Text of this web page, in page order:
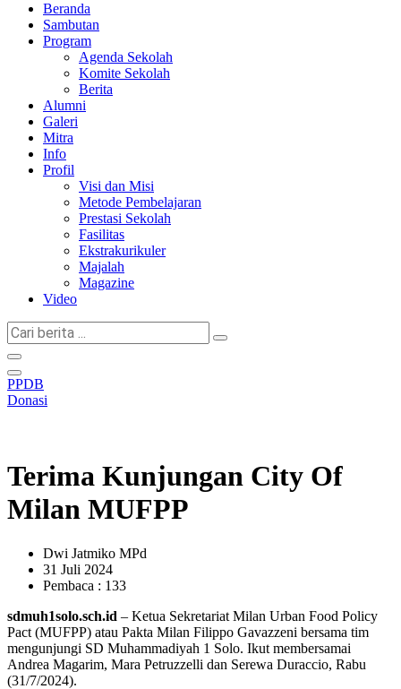
Beranda
Sambutan
Program
Agenda Sekolah
Komite Sekolah
Berita
Alumni
Galeri
Mitra
Info
Profil
Visi dan Misi
Metode Pembelajaran
Prestasi Sekolah
Fasilitas
Ekstrakurikuler
Majalah
Magazine
Video
Cari
berita
...
PPDB
Donasi
Terima Kunjungan City Of
Milan MUFPP
Dwi Jatmiko MPd
31 Juli 2024
Pembaca : 133
sdmuh1solo.sch.id – Ketua Sekretariat Milan Urban Food Policy
Pact (MUFPP) atau Pakta Milan Filippo Gavazzeni bersama tim
mengunjungi SD Muhammadiyah 1 Solo. Ikut membersamai
Andrea Magarim, Mara Petruzzelli dan Serewa Duraccio, Rabu
(31/7/2024).